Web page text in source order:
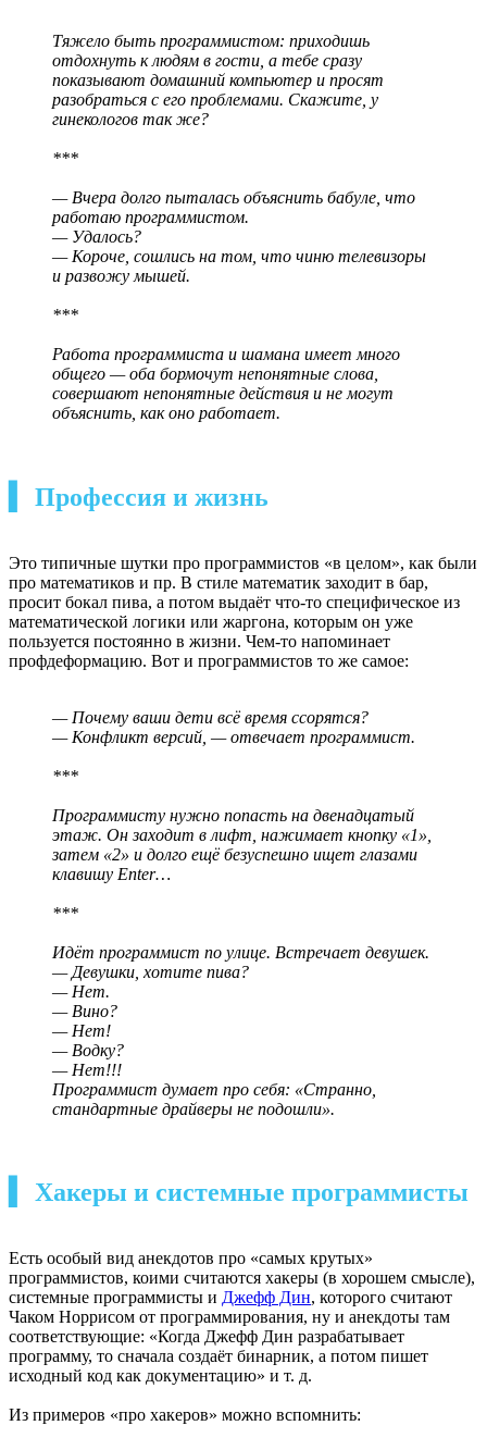
Тяжело быть программистом: приходишь
отдохнуть к людям в гости, а тебе сразу
показывают домашний компьютер и просят
разобраться с его проблемами. Скажите, у
гинекологов так же?
***
— Вчера долго пыталась объяснить бабуле, что
работаю программистом.
— Удалось?
— Короче, сошлись на том, что чиню телевизоры
и развожу мышей.
***
Работа программиста и шамана имеет много
общего — оба бормочут непонятные слова,
совершают непонятные действия и не могут
объяснить, как оно работает.
▍ Профессия и жизнь
Это типичные шутки про программистов «в целом», как были
про математиков и пр. В стиле математик заходит в бар,
просит бокал пива, а потом выдаёт что-то специфическое из
математической логики или жаргона, которым он уже
пользуется постоянно в жизни. Чем-то напоминает
профдеформацию. Вот и программистов то же самое:
— Почему ваши дети всё время ссорятся?
— Конфликт версий, — отвечает программист.
***
Программисту нужно попасть на двенадцатый
этаж. Он заходит в лифт, нажимает кнопку «1»,
затем «2» и долго ещё безуспешно ищет глазами
клавишу Enter…
***
Идёт программист по улице. Встречает девушек.
— Девушки, хотите пива?
— Нет.
— Вино?
— Нет!
— Водку?
— Нет!!!
Прoграммист думает про себя: «Странно,
стандартные драйверы не подошли».
▍ Хакеры и системные программисты
Есть особый вид анекдотов про «самых крутых»
программистов, коими считаются хакеры (в хорошем смысле),
системные программисты и Джефф Дин, которого считают
Чаком Норрисом от программирования, ну и анекдоты там
соответствующие: «Когда Джефф Дин разрабатывает
программу, то сначала создаёт бинарник, а потом пишет
исходный код как документацию» и т. д.
Из примеров «про хакеров» можно вспомнить: